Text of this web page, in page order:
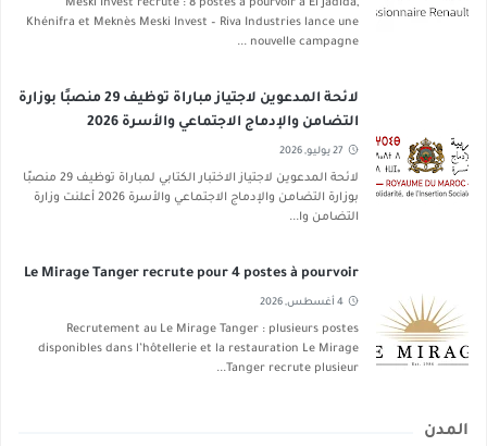
Meski Invest recrute : 8 postes à pourvoir à El Jadida,
Khénifra et Meknès Meski Invest – Riva Industries lance une
nouvelle campagne ...
لائحة المدعوين لاجتياز مباراة توظيف 29 منصبًا بوزارة
التضامن والإدماج الاجتماعي والأسرة 2026
27 يوليو, 2026
لائحة المدعوين لاجتياز الاختبار الكتابي لمباراة توظيف 29 منصبًا
بوزارة التضامن والإدماج الاجتماعي والأسرة 2026 أعلنت وزارة
التضامن وا...
Le Mirage Tanger recrute pour 4 postes à pourvoir
4 أغسطس, 2026
Recrutement au Le Mirage Tanger : plusieurs postes
disponibles dans l’hôtellerie et la restauration Le Mirage
Tanger recrute plusieur...
المدن